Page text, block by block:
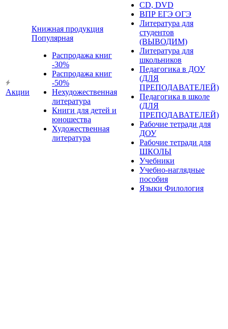
Акции
Книжная продукция
Популярная
Распродажа книг
-30%
Распродажа книг
-50%
Нехудожественная
литература
Книги для детей и
юношества
Художественная
литература
CD, DVD
ВПР ЕГЭ ОГЭ
Литература для
студентов
(ВЫВОДИМ)
Литература для
школьников
Педагогика в ДОУ
(ДЛЯ
ПРЕПОДАВАТЕЛЕЙ)
Педагогика в школе
(ДЛЯ
ПРЕПОДАВАТЕЛЕЙ)
Рабочие тетради для
ДОУ
Рабочие тетради для
ШКОЛЫ
Учебники
Учебно-наглядные
пособия
Языки Филология